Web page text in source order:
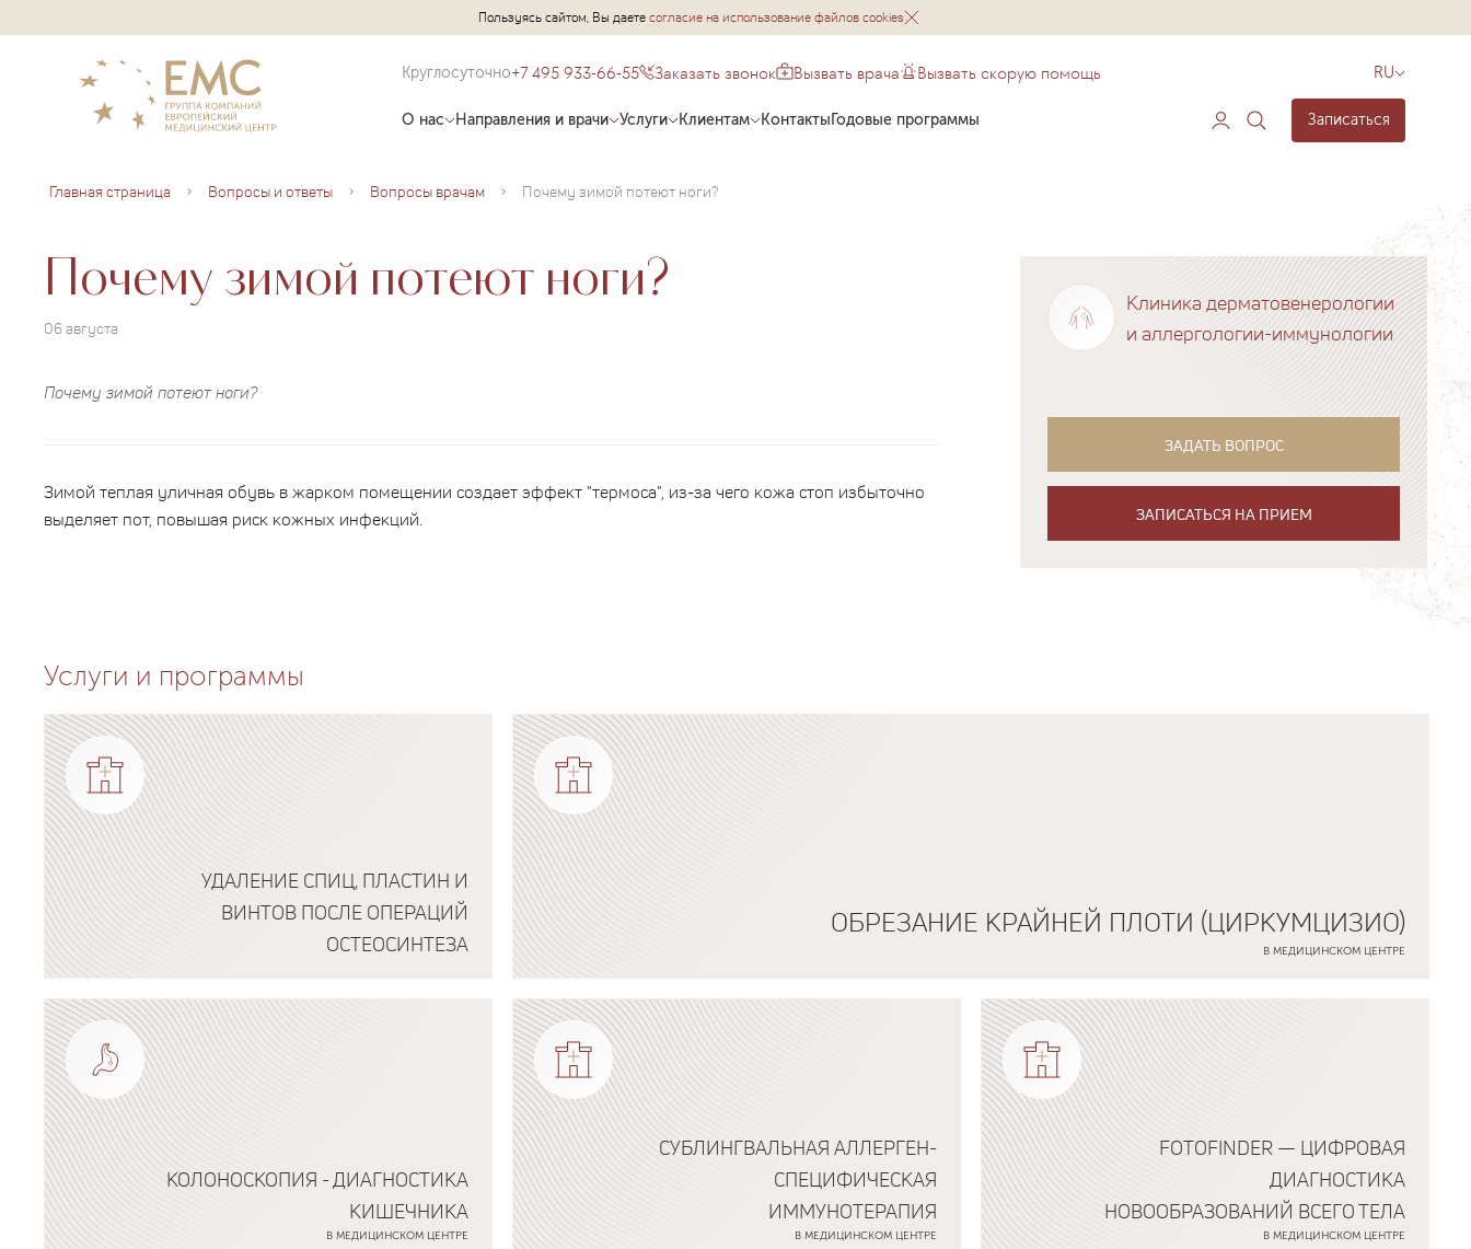
Пользуясь сайтом, Вы даетесогласие на использование файлов cookies
Круглосуточно+7 495 933-66-55 Заказать звонок Вызвать врача Вызвать скорую помощь RU
О нас Направления и врачи Услуги Клиентам КонтактыГодовые программы Записаться
Главная страница Вопросы и ответы Вопросы врачам Почему зимой потеют ноги?
Почему зимой потеют ноги?
06 августа
Почему зимой потеют ноги?
Зимой теплая уличная обувь в жарком помещении создает эффект "термоса", из-за чего кожа стоп избыточно
выделяет пот, повышая риск кожных инфекций.
Клиника дерматовенерологии
и аллергологии-иммунологии
ЗАДАТЬ ВОПРОС
ЗАПИСАТЬСЯ НА ПРИЕМ
Услуги и программы
УДАЛЕНИЕ СПИЦ, ПЛАСТИН И
ВИНТОВ ПОСЛЕ ОПЕРАЦИЙ
ОСТЕОСИНТЕЗА
Подробнее о программе
ОБРЕЗАНИЕ КРАЙНЕЙ ПЛОТИ (ЦИРКУМЦИЗИО)
В МЕДИЦИНСКОМ ЦЕНТРЕ
Подробнее о программе
КОЛОНОСКОПИЯ - ДИАГНОСТИКА
КИШЕЧНИКА
В МЕДИЦИНСКОМ ЦЕНТРЕ
СУБЛИНГВАЛЬНАЯ АЛЛЕРГЕН-
СПЕЦИФИЧЕСКАЯ
ИММУНОТЕРАПИЯ
В МЕДИЦИНСКОМ ЦЕНТРЕ
FOTOFINDER — ЦИФРОВАЯ
ДИАГНОСТИКА
НОВООБРАЗОВАНИЙ ВСЕГО ТЕЛА
В МЕДИЦИНСКОМ ЦЕНТРЕ